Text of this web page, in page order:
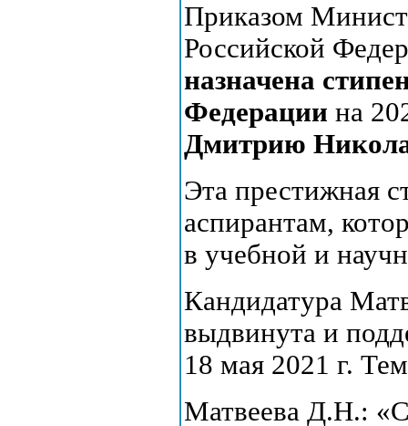
Приказом
Российской
назначена
Федерации на
Дмитрию
Эта престижная
аспирантам,
в учебной и
Кандидатура
выдвинута и
18 мая 2021 г.
Матвеева Д.Н.: